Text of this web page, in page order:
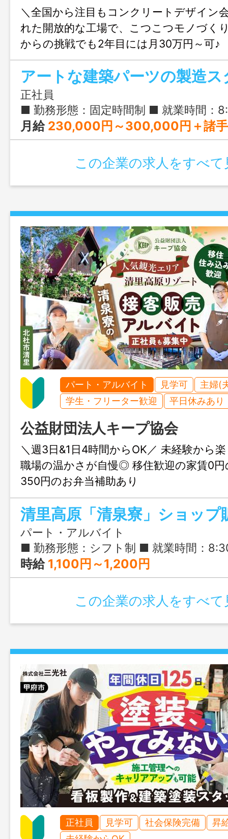
＼全国から注目もコンクリートデザイン
れた開放的な工場で、こつこつモノづく
からの挑戦でも2年目には月30万円～可♪
アートな建築パーツの製造ス
正社員
■ 勤務形態：固定時間制 ■ 就業時間：8:00〜17:15 ■
月給 230,000円～300,000円＋諸
この企業の求人をすべて
パート・アルバイト 見学可
主婦(
学生・フリーター歓迎
平日休みあり
公益財団法人キープ協会
＼週3日&1日4時間からOK／ 未経験から
職場の温かさが自慢◎ 移住歓迎の家賃0円
350円のお弁当補助あり
パート・アルバイト
■ 勤務形態：シフト制 ■ 就業時間：8:30-17:15 ※繫忙期(7～11月)は18:30まで。 ■ コアタイム：11:00-14:00 ※特にランチタイム(11:00～15:00)に勤務できる方を歓迎しま
時給 1,100円～1,200円
この企業の求人をすべて
正社員 見学可 社会保険完備
昇